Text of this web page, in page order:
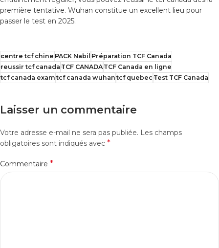
première tentative. Wuhan constitue un excellent lieu pour
passer le test en 2025.
centre tcf chine PACK Nabil Préparation TCF Canada
reussir tcf canada TCF CANADATCF Canada en ligne
tcf canada exam tcf canada wuhan tcf quebecTest TCF Canada
Laisser un commentaire
Votre adresse e-mail ne sera pas publiée. Les champs
obligatoires sont indiqués avec *
Commentaire *